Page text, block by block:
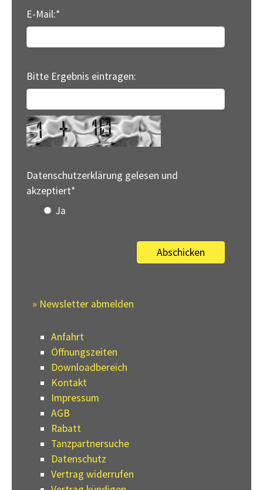
E-Mail:*
Bitte Ergebnis eintragen:
Datenschutzerklärung gelesen und
akzeptiert*
Ja
» Newsletter abmelden
Anfahrt
Öffnungszeiten
Downloadbereich
Kontakt
Impressum
AGB
Rabatt
Tanzpartnersuche
Datenschutz
Vertrag widerrufen